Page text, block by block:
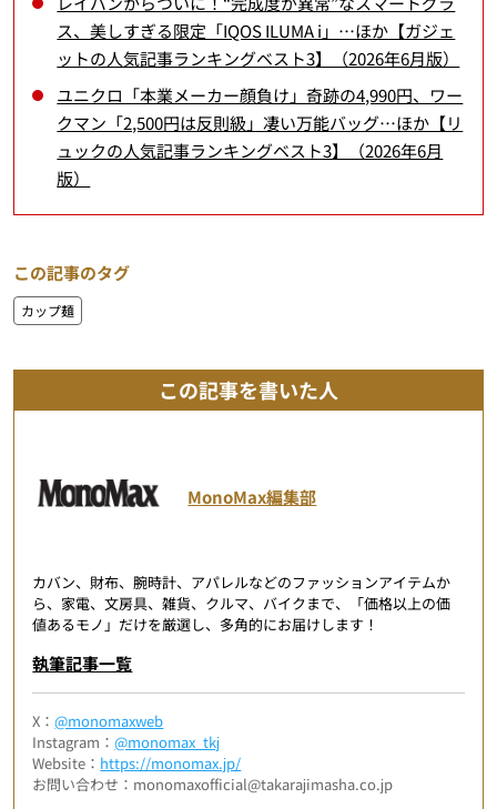
ス、美しすぎる限定「IQOS ILUMA i」…ほか【ガジェ
ットの人気記事ランキングベスト3】（2026年6月版）
ユニクロ「本業メーカー顔負け」奇跡の4,990円、ワー
クマン「2,500円は反則級」凄い万能バッグ…ほか【リ
ュックの人気記事ランキングベスト3】（2026年6月
版）
この記事のタグ
カップ麺
この記事を書いた人
MonoMax編集部
カバン、財布、腕時計、アパレルなどのファッションアイテムか
ら、家電、文房具、雑貨、クルマ、バイクまで、「価格以上の価
値あるモノ」だけを厳選し、多角的にお届けします！
執筆記事一覧
X：@monomaxweb
Instagram：@monomax_tkj
Website： https://monomax.jp/
お問い合わせ：monomaxofficial@takarajimasha.co.jp